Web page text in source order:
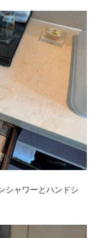
シャワーとハンドシ